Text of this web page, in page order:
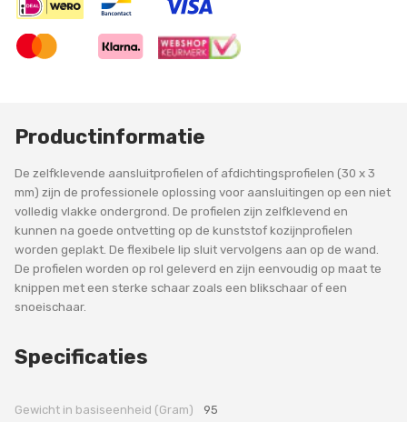
Productinformatie
De zelfklevende aansluitprofielen of afdichtingsprofielen (30 x 3
mm) zijn de professionele oplossing voor aansluitingen op een niet
volledig vlakke ondergrond. De profielen zijn zelfklevend en
kunnen na goede ontvetting op de kunststof kozijnprofielen
worden geplakt. De flexibele lip sluit vervolgens aan op de wand.
De profielen worden op rol geleverd en zijn eenvoudig op maat te
knippen met een sterke schaar zoals een blikschaar of een
snoeischaar.
Specificaties
Gewicht in basiseenheid (Gram) 95